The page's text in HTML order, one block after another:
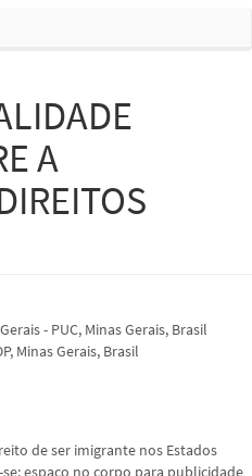
A
- PUC, Minas Gerais, Brasil
Minas Gerais, Brasil
de ser imigrante nos Estados
espaço no corpo para publicidade